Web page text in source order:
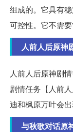
组成的。它具有
可控性。它不需
人前人后原神
人前人后原神剧
剧情任务【人前
迪和枫原万叶会
与秋歌对话原